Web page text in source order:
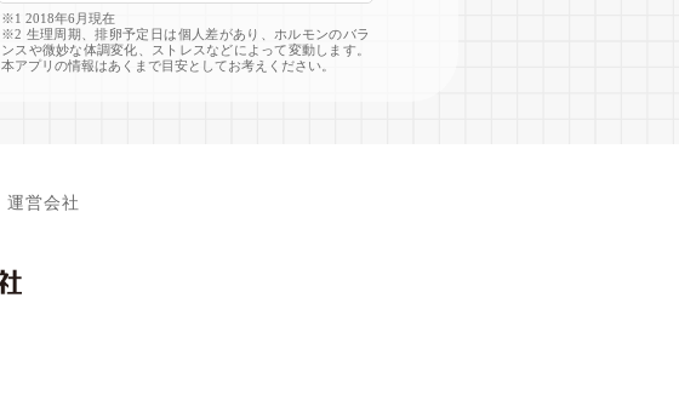
※1 2018年6月現在
※2 生理周期、排卵予定日は個人差があり、ホルモンのバラ
ンスや微妙な体調変化、ストレスなどによって変動します。
本アプリの情報はあくまで目安としてお考えください。
運営会社